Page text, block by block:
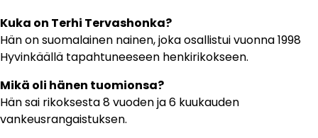
Kuka on Terhi Tervashonka?
Hän on suomalainen nainen, joka osallistui vuonna 1998
Hyvinkäällä tapahtuneeseen henkirikokseen.
Mikä oli hänen tuomionsa?
Hän sai rikoksesta 8 vuoden ja 6 kuukauden
vankeusrangaistuksen.